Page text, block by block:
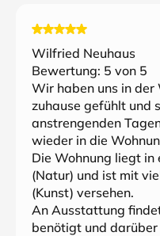
Wilfried Neuhaus
Bewertung: 5 von 5
Wir haben uns in
zuhause gefühlt und
anstrengenden
wieder in die
Die Wohnung liegt in
(Natur) und ist mit
(Kunst) versehen.
An Ausstattung
benötigt und